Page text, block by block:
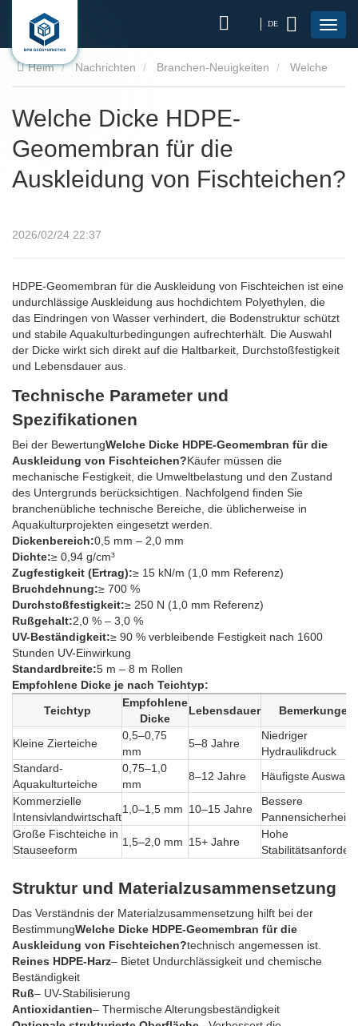
DE
Heim Nachrichten Branchen-Neuigkeiten
Fischteichen?
Welche Dicke HDPE-
Geomembran für die
Auskleidung von Fischteichen?
2026/02/24 22:37
HDPE-Geomembran für die Auskleidung von Fischteichen ist eine
undurchlässige Auskleidung aus hochdichtem Polyethylen, die
das Eindringen von Wasser verhindert, die Bodenstruktur schützt
und stabile Aquakulturbedingungen aufrechterhält. Die Auswahl
der Dicke wirkt sich direkt auf die Haltbarkeit, Durchstoßfestigkeit
und Lebensdauer aus.
Technische Parameter und
Spezifikationen
Bei der BewertungWelche Dicke HDPE-Geomembran für die
Auskleidung von Fischteichen?Käufer müssen die
mechanische Festigkeit, die Umweltbelastung und den Zustand
des Untergrunds berücksichtigen. Nachfolgend finden Sie
branchenübliche technische Bereiche, die üblicherweise in
Aquakulturprojekten eingesetzt werden.
Dickenbereich:0,5 mm – 2,0 mm
Dichte:≥ 0,94 g/cm³
Zugfestigkeit (Ertrag):≥ 15 kN/m (1,0 mm Referenz)
Bruchdehnung:≥ 700 %
Durchstoßfestigkeit:≥ 250 N (1,0 mm Referenz)
Rußgehalt:2,0 % – 3,0 %
UV-Beständigkeit:≥ 90 % verbleibende Festigkeit nach 1600
Stunden UV-Einwirkung
Standardbreite:5 m – 8 m Rollen
Empfohlene Dicke je nach Teichtyp:
Teichtyp
Empfohlene
Dicke
Lebensdauer Bemerkungen
Kleine Zierteiche
0,5–0,75
mm
5–8 Jahre
Niedriger
Hydraulikdruck
Standard-
Aquakulturteiche
0,75–1,0
mm
8–12 Jahre
Häufigste Auswahl
Kommerzielle
Intensivlandwirtschaft
1,0–1,5 mm 10–15 Jahre
Bessere
Pannensicherheit
Große Fischteiche in
Stauseeform
1,5–2,0 mm 15+ Jahre
Hohe
Struktur und Materialzusammensetzung
Das Verständnis der Materialzusammensetzung hilft bei der
BestimmungWelche Dicke HDPE-Geomembran für die
Auskleidung von Fischteichen?technisch angemessen ist.
Reines HDPE-Harz– Bietet Undurchlässigkeit und chemische
Beständigkeit
Ruß– UV-Stabilisierung
Antioxidantien– Thermische Alterungsbeständigkeit